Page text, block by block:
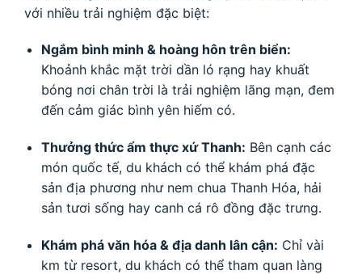
với nhiều trải nghiệm đặc biệt:
Ngắm bình minh & hoàng hôn trên biển:
Khoảnh khắc mặt trời dần ló rạng hay khuất
bóng nơi chân trời là trải nghiệm lãng mạn, đem
đến cảm giác bình yên hiếm có.
Thưởng thức ẩm thực xứ Thanh: Bên cạnh các
món quốc tế, du khách có thể khám phá đặc
sản địa phương như nem chua Thanh Hóa, hải
sản tươi sống hay canh cá rô đồng đặc trưng.
Khám phá văn hóa & địa danh lân cận: Chỉ vài
km từ resort, du khách có thể tham quan làng